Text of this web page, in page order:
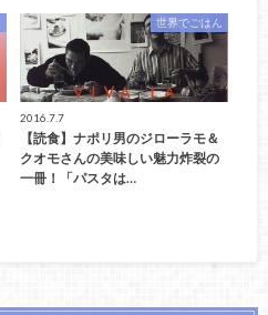
世界でごはん
2016.7.7
【読食】ナポリ男のジローラモ＆
クオモさんの美味しい魅力炸裂の
一冊！「パスタは…